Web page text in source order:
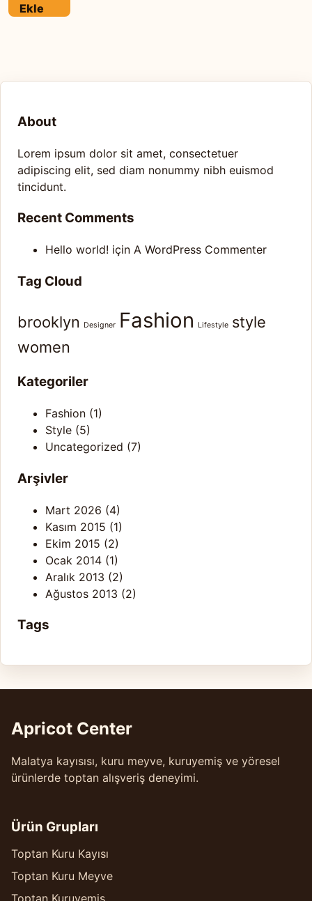
Ekle
About
Lorem ipsum dolor sit amet, consectetuer
adipiscing elit, sed diam nonummy nibh euismod
tincidunt.
Recent Comments
Hello world! için A WordPress Commenter
Tag Cloud
brooklyn Designer Fashion Lifestyle style
women
Kategoriler
Fashion (1)
Style (5)
Uncategorized (7)
Arşivler
Mart 2026 (4)
Kasım 2015 (1)
Ekim 2015 (2)
Ocak 2014 (1)
Aralık 2013 (2)
Ağustos 2013 (2)
Tags
Apricot Center
Malatya kayısısı, kuru meyve, kuruyemiş ve yöresel
ürünlerde toptan alışveriş deneyimi.
Ürün Grupları
Toptan Kuru Kayısı
Toptan Kuru Meyve
Toptan Kuruyemiş